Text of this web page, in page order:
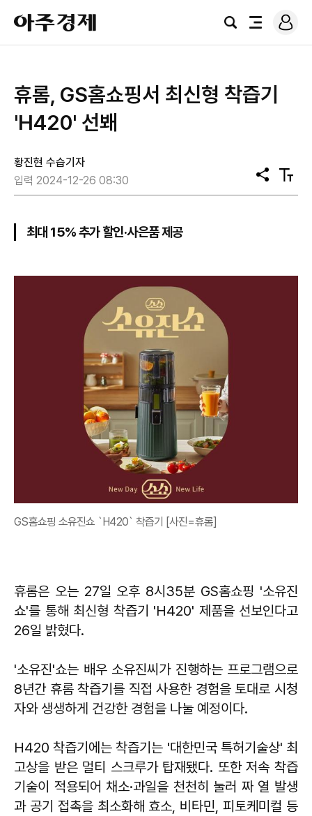
아
주
경
검
전
로
그
휴롬, GS홈쇼핑서 최신형 착즙기
'H420' 선봬
황진현 수습기자
입력 2024-12-26 08:30
공
유
텍
스
최대 15% 추가 할인·사은품 제공
GS홈쇼핑 소유진쇼 `H420` 착즙기 [사진=휴롬]
휴롬은 오는 27일 오후 8시35분 GS홈쇼핑 '소유진
쇼'를 통해 최신형 착즙기 'H420' 제품을 선보인다고
26일 밝혔다.
'소유진'쇼는 배우 소유진씨가 진행하는 프로그램으로
8년간 휴롬 착즙기를 직접 사용한 경험을 토대로 시청
자와 생생하게 건강한 경험을 나눌 예정이다.
H420 착즙기에는 착즙기는 '대한민국 특허기술상' 최
고상을 받은 멀티 스크루가 탑재됐다. 또한 저속 착즙
기술이 적용되어 채소·과일을 천천히 눌러 짜 열 발생
과 공기 접촉을 최소화해 효소, 비타민, 피토케미컬 등